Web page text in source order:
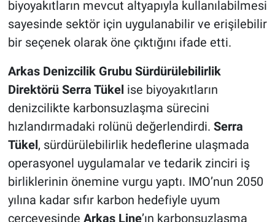
biyoyakıtların mevcut altyapıyla kullanılabilmesi
sayesinde sektör için uygulanabilir ve erişilebilir
bir seçenek olarak öne çıktığını ifade etti.
Arkas Denizcilik Grubu Sürdürülebilirlik
Direktörü Serra Tükel ise biyoyakıtların
denizcilikte karbonsuzlaşma sürecini
hızlandırmadaki rolünü değerlendirdi. Serra
Tükel, sürdürülebilirlik hedeflerine ulaşmada
operasyonel uygulamalar ve tedarik zinciri iş
birliklerinin önemine vurgu yaptı. IMO’nun 2050
yılına kadar sıfır karbon hedefiyle uyum
çerçevesinde Arkas Line’ın karbonsuzlaşma